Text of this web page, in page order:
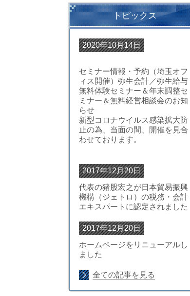
トピックス
2020年10月14日
セミナー情報・予約 （埼玉オフ
ィス開催）弥生会計／弥生給与
無料体験セミナー＆年末調整セ
ミナー＆無料経営相談会のお知
らせ
新型コロナウイルス感染拡大防
止の為、当面の間、開催を見合
わせております。
2017年12月20日
代表の猪股宏之が日本貿易振興
機構（ジェトロ）の税務・会計
エキスパートに認定されました
2017年12月20日
ホームページをリニューアルし
ました
全ての記事を見る